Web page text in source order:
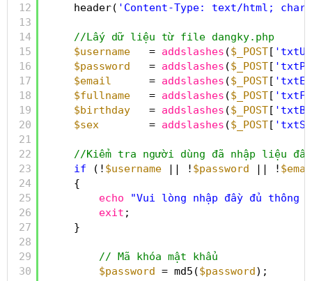
12
13
14
15
16
17
18
19
20
21
22
23
24
25
26
27
28
29
30
header( 'Content-Type: text/html;
//Lấy dữ liệu từ file dangky.php
$username
= addslashes ($_POST[
$password
= addslashes ($_POST[
$email
= addslashes ($_POST[
$fullname
= addslashes ($_POST[
$birthday
= addslashes ($_POST[
$sex
= addslashes ($_POST[
//Kiểm tra người dùng đã nhập liệu
if
(! $username || ! $password || !
{
echo
"Vui lòng nhập đầy đủ
exit ;
}
// Mã khóa mật khẩu
$password = md5($password);